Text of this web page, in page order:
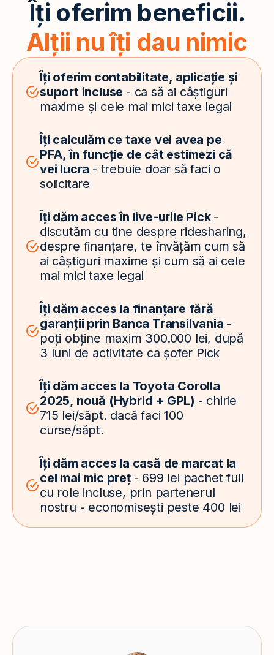
Îți oferim beneficii.
Alții nu îți dau nimic
Îți oferim contabilitate, aplicație și
suport incluse - ca să ai câștiguri
maxime și cele mai mici taxe legal
Îți calculăm ce taxe vei avea pe
PFA, în funcție de cât estimezi că
vei lucra - trebuie doar să faci o
solicitare
Îți dăm acces în live-urile Pick -
discutăm cu tine despre ridesharing,
despre finanțare, te învățăm cum să
ai câștiguri maxime și cum să ai cele
mai mici taxe legal
Îți dăm acces la finanțare fără
garanții prin Banca Transilvania -
poți obține maxim 300.000 lei, după
3 luni de activitate ca șofer Pick
Îți dăm acces la Toyota Corolla
2025, nouă (Hybrid + GPL) - chirie
715 lei/săpt. dacă faci 100
curse/săpt.
Îți dăm acces la casă de marcat la
cel mai mic preț - 699 lei pachet full
cu role incluse, prin partenerul
nostru - economisești peste 400 lei